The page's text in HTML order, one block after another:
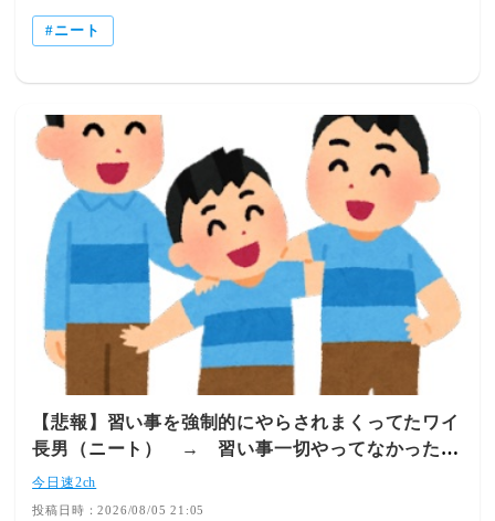
ニート
【悲報】習い事を強制的にやらされまくってたワイ
長男（ニート） → 習い事一切やってなかった弟
がこちら・・・・・・
今日速2ch
投稿日時：2026/08/05 21:05